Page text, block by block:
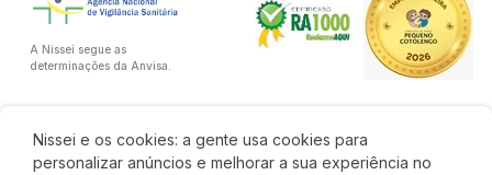
Nissei e os cookies: a gente usa cookies para
personalizar anúncios e melhorar a sua experiência no
A Nissei segue as
determinações da Anvisa.